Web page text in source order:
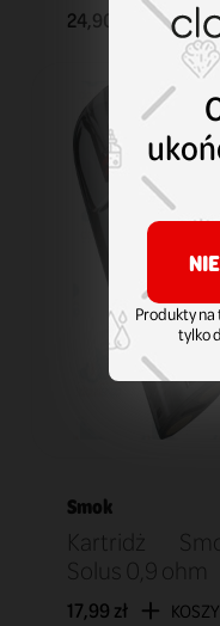
24,90 zł
Smok
Kartridż
Solus 0,9 ohm
17,99 zł
NIE
Produkty
tylko